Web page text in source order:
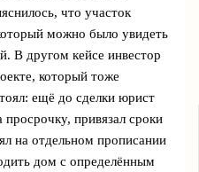
что участок
можно было увидеть
В другом кейсе инвестор
который тоже
ещё до сделки юрист
привязал сроки
на отдельном прописании
дом с определённым